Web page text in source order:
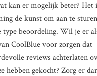
kan er mogelijk beter? Het
de kunst om aan te
type beoordeling. Wil je er
CoolBlue voor zorgen dat
reviews achterlaten
hebben gekocht? Zorg er